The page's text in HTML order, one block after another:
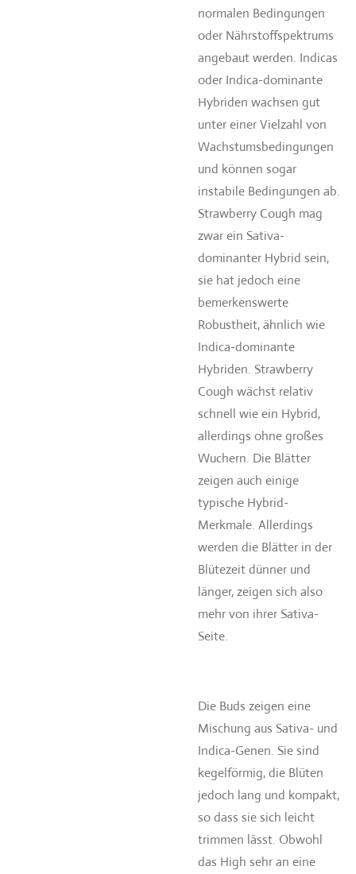
normalen Bedingungen
oder Nährstoffspektrums
angebaut werden. Indicas
oder Indica-dominante
Hybriden wachsen gut
unter einer Vielzahl von
Wachstumsbedingungen
und können sogar
instabile Bedingungen ab.
Strawberry Cough mag
zwar ein Sativa-
dominanter Hybrid sein,
sie hat jedoch eine
bemerkenswerte
Robustheit, ähnlich wie
Indica-dominante
Hybriden. Strawberry
Cough wächst relativ
schnell wie ein Hybrid,
allerdings ohne großes
Wuchern. Die Blätter
zeigen auch einige
typische Hybrid-
Merkmale. Allerdings
werden die Blätter in der
Blütezeit dünner und
länger, zeigen sich also
mehr von ihrer Sativa-
Seite.
Die Buds zeigen eine
Mischung aus Sativa- und
Indica-Genen. Sie sind
kegelförmig, die Blüten
jedoch lang und kompakt,
so dass sie sich leicht
trimmen lässt. Obwohl
das High sehr an eine